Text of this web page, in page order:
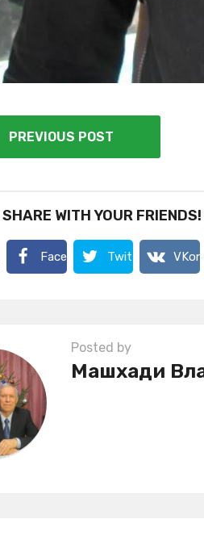
PREVIOUS POST
WITH YOUR FRIENDS!
Facebook Twitter
Posted by
Машхади